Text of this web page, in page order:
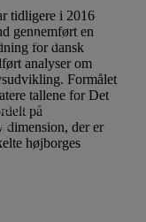
Projekter
og innovation
tidligere i 2016
gennemført en
for dansk
analyser om
Formålet
tallene for Det
på
dimension, der er
højborges